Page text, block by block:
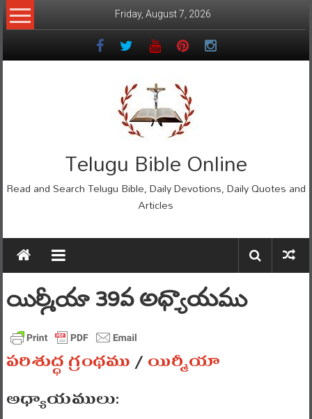
Skip
to
Friday, August 7, 2026
Telugu Bible Online
Read and Search Telugu Bible, Daily Devotions, Daily Quotes and
Articles
యిర్మీయా 39వ అధ్యాయము
పరిశుద్ధ గ్రంథము/యిర్మీయా
అధ్యాయములు: